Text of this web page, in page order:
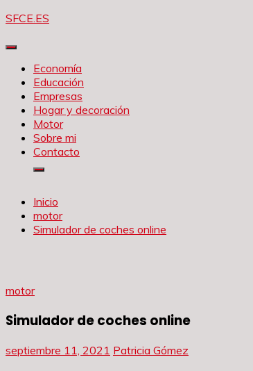
Saltar
contenido
SFCE.ES
Economía
Educación
Empresas
Hogar y decoración
Motor
Sobre mi
Contacto
Inicio
motor
Simulador de coches online
motor
Simulador de coches online
septiembre 11, 2021 Patricia Gómez